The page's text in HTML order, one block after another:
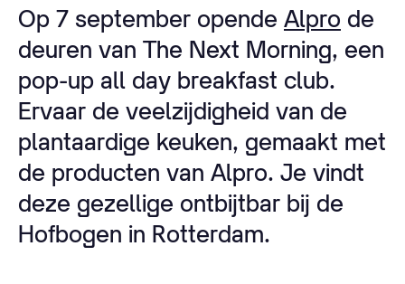
Op 7 september opende Alpro de
deuren van The Next Morning, een
pop-up all day breakfast club.
Ervaar de veelzijdigheid van de
plantaardige keuken, gemaakt met
de producten van Alpro. Je vindt
deze gezellige ontbijtbar bij de
Hofbogen in Rotterdam.